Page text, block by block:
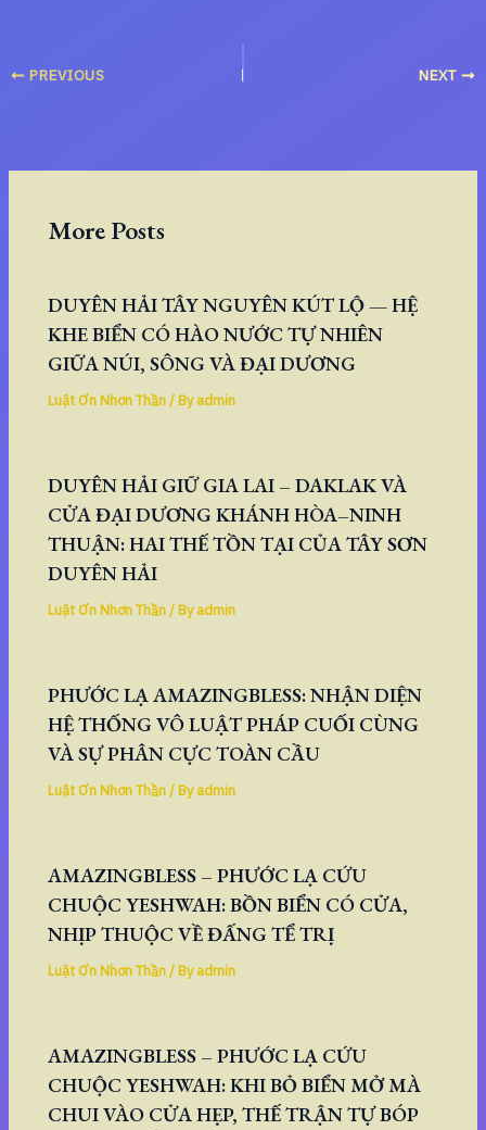
PREVIOUS NEXT
More Posts
DUYÊN HẢI TÂY NGUYÊN KÚT LỘ — HỆ
KHE BIỂN CÓ HÀO NƯỚC TỰ NHIÊN
GIỮA NÚI, SÔNG VÀ ĐẠI DƯƠNG
Luật Ơn Nhơn Thần/ Byadmin
DUYÊN HẢI GIỮ GIA LAI – DAKLAK VÀ
CỬA ĐẠI DƯƠNG KHÁNH HÒA–NINH
THUẬN: HAI THẾ TỒN TẠI CỦA TÂY SƠN
DUYÊN HẢI
Luật Ơn Nhơn Thần/ Byadmin
PHƯỚC LẠ AMAZINGBLESS: NHẬN DIỆN
HỆ THỐNG VÔ LUẬT PHÁP CUỐI CÙNG
VÀ SỰ PHÂN CỰC TOÀN CẦU
Luật Ơn Nhơn Thần/ Byadmin
AMAZINGBLESS – PHƯỚC LẠ CỨU
CHUỘC YESHWAH: BỒN BIỂN CÓ CỬA,
NHỊP THUỘC VỀ ĐẤNG TỂ TRỊ
Luật Ơn Nhơn Thần/ Byadmin
AMAZINGBLESS – PHƯỚC LẠ CỨU
CHUỘC YESHWAH: KHI BỎ BIỂN MỞ MÀ
CHUI VÀO CỬA HẸP, THẾ TRẬN TỰ BÓP